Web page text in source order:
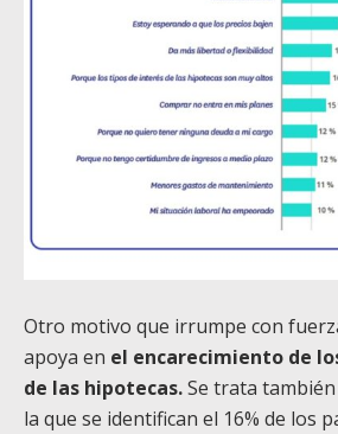
Otro motivo que irrumpe con
apoya en el encarecimiento de
de las hipotecas.Se trata
la que se identifican el 16% de los